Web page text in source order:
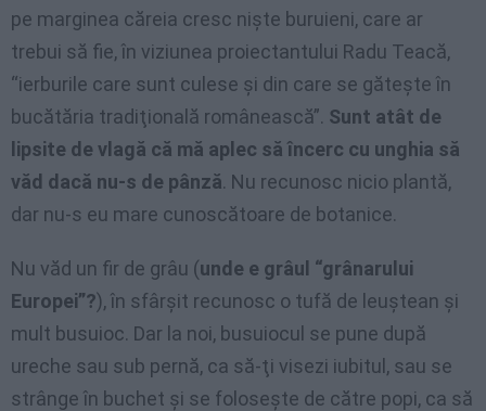
pe marginea căreia cresc nişte buruieni, care ar
trebui să fie, în viziunea proiectantului Radu Teacă,
“ierburile care sunt culese şi din care se găteşte în
bucătăria tradiţională românească”. Sunt atât de
lipsite de vlagă că mă aplec să încerc cu unghia să
văd dacă nu-s de pânză. Nu recunosc nicio plantă,
dar nu-s eu mare cunoscătoare de botanice.
Nu văd un fir de grâu (unde e grâul “grânarului
Europei”?), în sfârşit recunosc o tufă de leuştean şi
mult busuioc. Dar la noi, busuiocul se pune după
ureche sau sub pernă, ca să-ţi visezi iubitul, sau se
strânge în buchet şi se foloseşte de către popi, ca să